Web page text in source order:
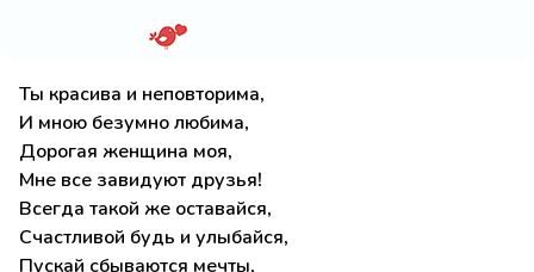
Ты красива и неповторима,
И мною безумно любима,
Дорогая женщина моя,
Мне все завидуют друзья!
Всегда такой же оставайся,
Счастливой будь и улыбайся,
Пускай сбываются мечты,